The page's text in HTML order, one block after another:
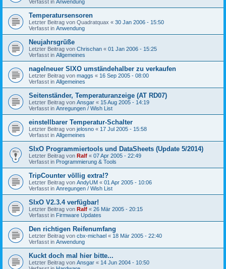
Verfasst in Anwendung
Temperatursensoren
Letzter Beitrag von Quadratquax « 30 Jan 2006 - 15:50
Verfasst in Anwendung
Neujahrsgrüße
Letzter Beitrag von Chrischan « 01 Jan 2006 - 15:25
Verfasst in Allgemeines
nagelneuer SIXO umständehalber zu verkaufen
Letzter Beitrag von maggs « 16 Sep 2005 - 08:00
Verfasst in Allgemeines
Seitenständer, Temperaturanzeige (AT RD07)
Letzter Beitrag von Ansgar « 15 Aug 2005 - 14:19
Verfasst in Anregungen / Wish List
einstellbarer Temperatur-Schalter
Letzter Beitrag von jelosno « 17 Jul 2005 - 15:58
Verfasst in Allgemeines
SIxO Programmiertools und DataSheets (Update 5/2014)
Letzter Beitrag von Ralf « 07 Apr 2005 - 22:49
Verfasst in Programmierung & Tools
TripCounter völlig extra!?
Letzter Beitrag von AndyUM « 01 Apr 2005 - 10:06
Verfasst in Anregungen / Wish List
SIxO V2.3.4 verfügbar!
Letzter Beitrag von Ralf « 26 Mär 2005 - 20:15
Verfasst in Firmware Updates
Den richtigen Reifenumfang
Letzter Beitrag von cbx-michael « 18 Mär 2005 - 22:40
Verfasst in Anwendung
Kuckt doch mal hier bitte...
Letzter Beitrag von Ansgar « 14 Jun 2004 - 10:50